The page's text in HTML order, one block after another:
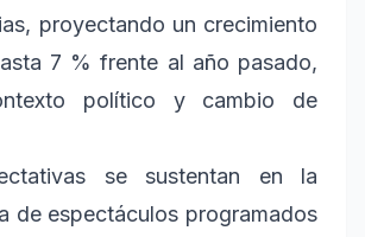
proyectando un crecimiento
7 % frente al año pasado,
político y cambio de
se sustentan en la
de espectáculos programados